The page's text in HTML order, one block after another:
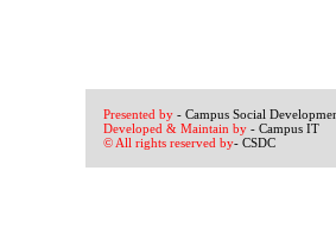
Presented by - Campus Social
Developed & Maintain by - Campus IT
© All rights reserved by- CSDC